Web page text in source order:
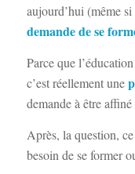
aujourd’hui (même
demande de se
Parce que
c’est réellement une
demande à être
Après, la question,
besoin de se former